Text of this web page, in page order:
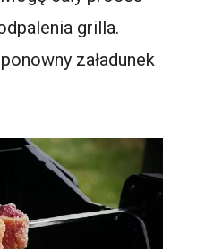
grilla.
załadunek